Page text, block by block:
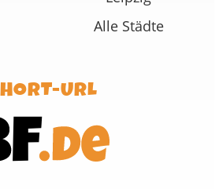
Alle Städte
URL